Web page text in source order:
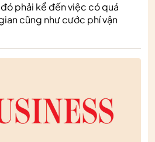
phải kể đến việc có quá
cũng như cước phí vận